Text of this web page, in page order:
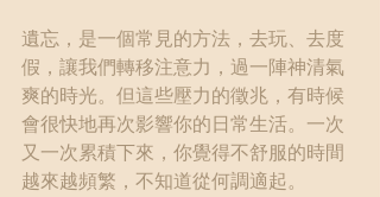
遺忘，是一個常見的方法，去玩、去度
假，讓我們轉移注意力，過一陣神清氣
爽的時光。但這些壓力的徵兆，有時候
會很快地再次影響你的日常生活。一次
又一次累積下來，你覺得不舒服的時間
越來越頻繁，不知道從何調適起。